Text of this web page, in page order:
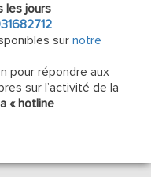
les jours
sur notre
pour répondre aux
sur l’activité de la
« hotline